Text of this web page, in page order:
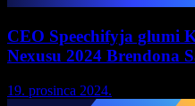
CEO Speechifyja glumi
Nexusu 2024 Brendona
19. prosinca 2024.